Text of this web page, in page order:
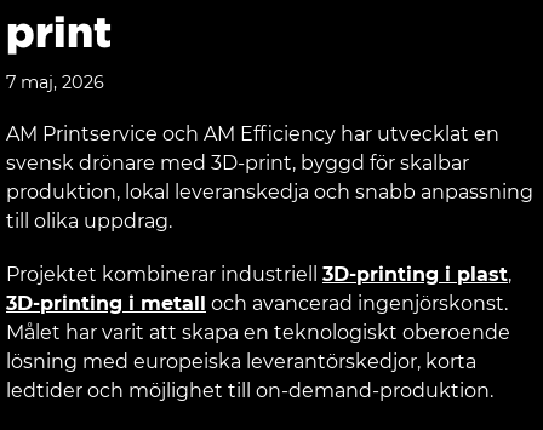
print
7 maj, 2026
AM Printservice och AM Efficiency har utvecklat en
svensk drönare med 3D-print, byggd för skalbar
produktion, lokal leveranskedja och snabb anpassning
till olika uppdrag.
Projektet kombinerar industriell 3D-printing i plast,
3D-printing i metall och avancerad ingenjörskonst.
Målet har varit att skapa en teknologiskt oberoende
lösning med europeiska leverantörskedjor, korta
ledtider och möjlighet till on-demand-produktion.